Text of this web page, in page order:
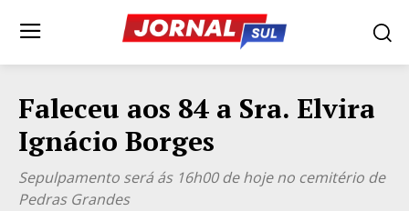
Faleceu aos 84 a Sra. Elvira
Ignácio Borges
Sepulpamento será ás 16h00 de hoje no cemitério de
Pedras Grandes